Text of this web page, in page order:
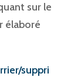
sur le
élaboré
suppri